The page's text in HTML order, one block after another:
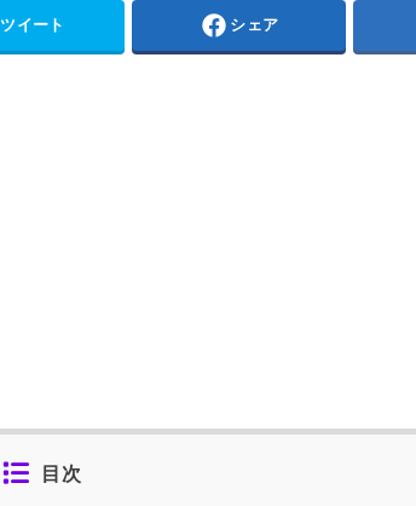
ツイート シェア
目次